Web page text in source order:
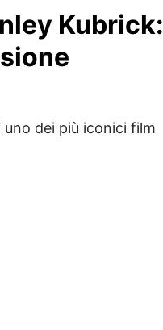
Kubrick:
dei più iconici film